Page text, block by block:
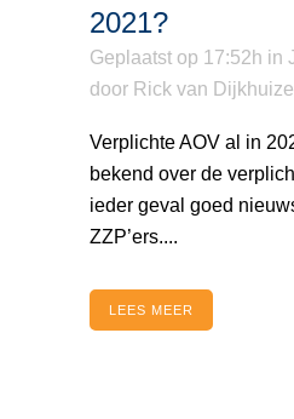
2021?
Geplaatst op 17:52h in
door Rick van
Verplichte AOV al in
bekend over de
ieder geval goed
ZZP’ers....
LEES MEER